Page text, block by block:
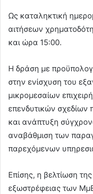
Ως καταληκτική
αιτήσεων
και ώρα 15:00.
Η δράση με
στην ενίσχυση του
μικρομεσαίων
επενδυτικών σχεδίων
και ανάπτυξη
αναβάθμιση των
παρεχόμενων
Επίσης, η βελτίωση
εξωστρέφειας των